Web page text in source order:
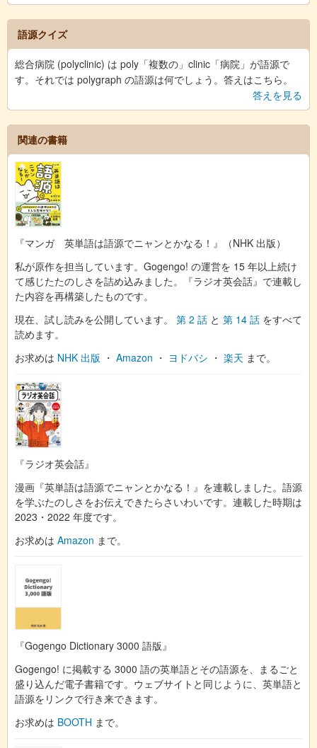
語源クイズ
総合病院 (polyclinic) は poly「複数の」clinic「病院」が語源で
す。それでは polygraph の語源は何でしょう。答えはこちら。
答えを見る
関連の書籍
『マンガ 英単語は語源でニャンとかなる！』（NHK 出版）
私が原作を担当しています。Gogengo! の運営を 15 年以上続け
て感じたたのしさを詰め込みました。『ラジオ英会話』で連載し
た内容を再構築したものです。
現在、試し読みを公開しています。 第 2 話 と 第 14 話 をすべて
読めます。
お求めは NHK 出版 ・ Amazon ・ ヨドバシ ・ 楽天 まで。
『ラジオ英会話』
漫画『英単語は語源でニャンとかなる！』を連載しました。語源
を学ぶたのしさをお伝えできたらさいわいです。連載した時期は
2023・2022 年度です。
お求めは Amazon まで。
『Gogengo Dictionary 3000 語版』
Gogengo! に掲載する 3000 語の英単語とその語源を、まるごと
盛り込んだ電子書籍です。ウェブサイトと同じように、英単語と
語源をリンクで行き来できます。
お求めは BOOTH まで。